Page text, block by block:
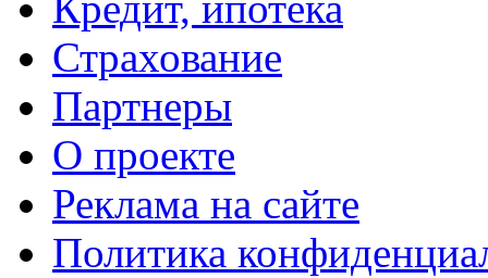
Страхование
Партнеры
O проекте
Реклама на сайте
Политика